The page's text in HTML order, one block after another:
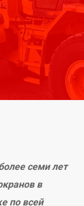
семи лет
в
по всей